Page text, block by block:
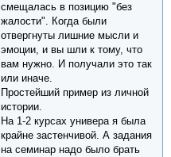
смещалась в позицию "без
жалости". Когда были
отвергнуты лишние мысли и
эмоции, и вы шли к тому, что
вам нужно. И получали это так
или иначе.
Простейший пример из личной
истории.
На 1-2 курсах универа я была
крайне застенчивой. А задания
на семинар надо было брать